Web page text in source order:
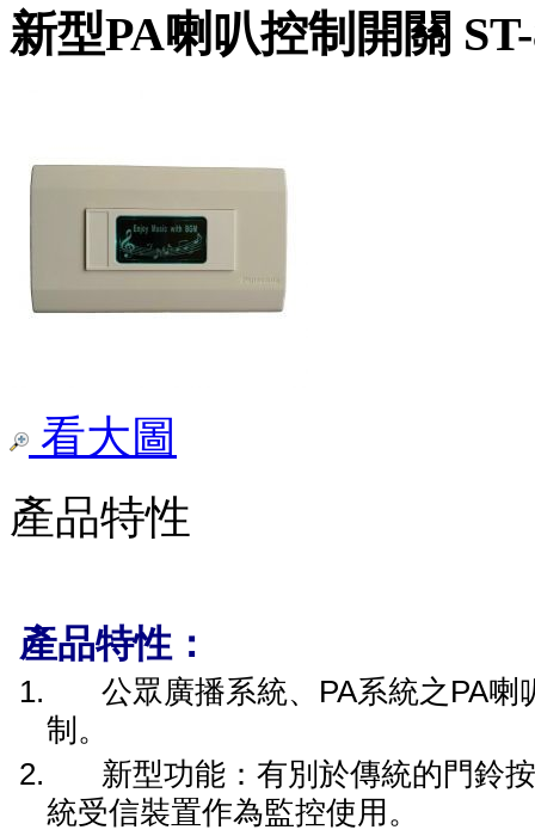
新型PA喇叭控制開關
看大圖
產品特性
產品特性：
1. 公眾廣播系統、 PA系統之 PA喇
制 。
2.
新型功能：有別於傳統的門鈴
統受信裝置作為監控使用 。